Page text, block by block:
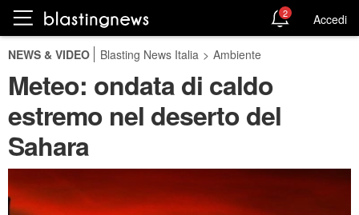
2 Accedi
NEWS & VIDEO Blasting News Italia > Ambiente
Meteo: ondata di caldo
estremo nel deserto del
Sahara